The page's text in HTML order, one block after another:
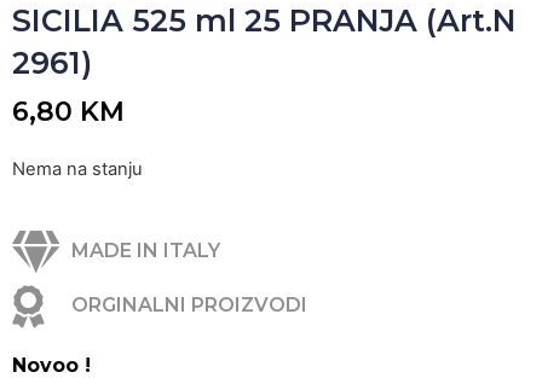
SICILIA 525 ml 25 PRANJA (Art.N
2961)
6,80 KM
Nema na stanju
MADE IN ITALY
ORGINALNI PROIZVODI
Novoo !